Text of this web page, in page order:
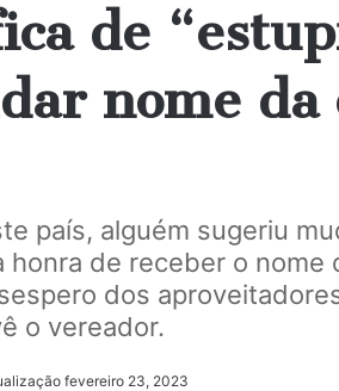
de
nome da
país, alguém sugeriu
de receber o nome
dos
o vereador.
fevereiro 23, 2023